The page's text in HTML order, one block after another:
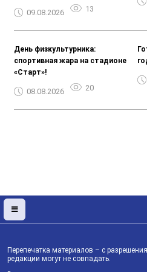
09.08.2026 13
День физкультурника:
спортивная жара на стадионе
«Старт»!
08.08.2026 20
Перепечатка материалов – с
редакции могут не совпадать.